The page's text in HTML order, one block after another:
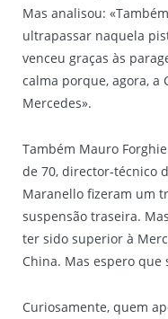
Mas analisou:
ultrapassar naquela
venceu graças às
calma porque, agora, a
Mercedes».
Também Mauro
de 70, director-técnico
Maranello fizeram um
suspensão traseira.
ter sido superior à
China. Mas espero que
Curiosamente, quem